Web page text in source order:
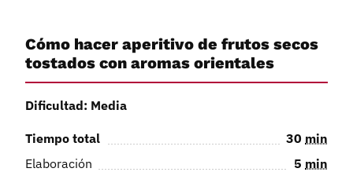
Cómo hacer aperitivo de frutos secos
tostados con aromas orientales
Dificultad: Media
Tiempo total 30 min
Elaboración
5 min